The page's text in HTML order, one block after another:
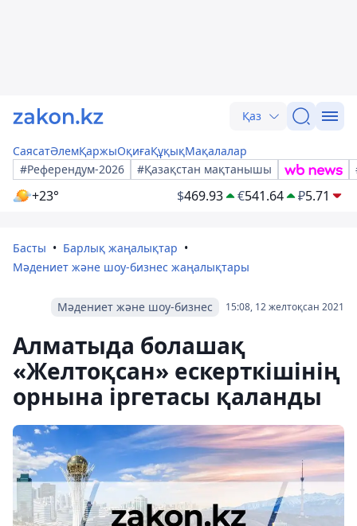
Қаз
СаясатӘлемҚаржыОқиғаҚұқықМақалалар
#Референдум-2026
#Қазақстан мақтанышы
+23° $469.93 €541.64 ₽5.71
Басты
Барлық жаңалықтар
Мәдениет және шоу-бизнес жаңалықтары
15:08, 12 желтоқсан 2021
Мәдениет және шоу-бизнес
Алматыда болашақ
«Желтоқсан» ескерткішінің
орнына іргетасы қаланды